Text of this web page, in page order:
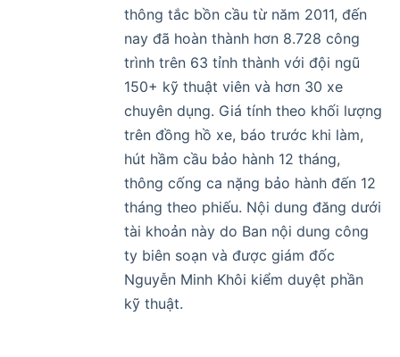
thông tắc bồn cầu từ năm 2011, đến
nay đã hoàn thành hơn 8.728 công
trình trên 63 tỉnh thành với đội ngũ
150+ kỹ thuật viên và hơn 30 xe
chuyên dụng. Giá tính theo khối lượng
trên đồng hồ xe, báo trước khi làm,
hút hầm cầu bảo hành 12 tháng,
thông cống ca nặng bảo hành đến 12
tháng theo phiếu. Nội dung đăng dưới
tài khoản này do Ban nội dung công
ty biên soạn và được giám đốc
Nguyễn Minh Khôi kiểm duyệt phần
kỹ thuật.